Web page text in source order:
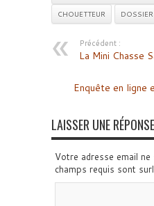
CHOUETTEUR
Précédent :
La Mini Chasse
Enquête en ligne
LAISSER UNE RÉPONSE
Votre adresse email
champs requis sont